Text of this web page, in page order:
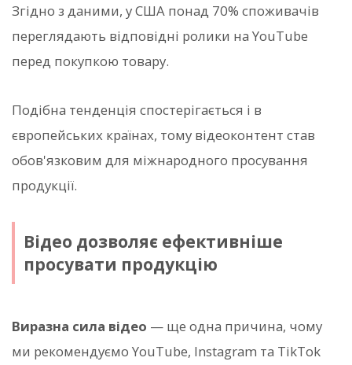
Згідно з даними, у США понад 70% споживачів
переглядають відповідні ролики на YouTube
перед покупкою товару.
Подібна тенденція спостерігається і в
європейських країнах, тому відеоконтент став
обов'язковим для міжнародного просування
продукції.
Відео дозволяє ефективніше
просувати продукцію
Виразна сила відео — ще одна причина, чому
ми рекомендуємо YouTube, Instagram та TikTok